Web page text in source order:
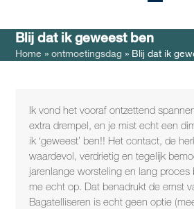
mobile
menu
mobile
menu
Blij dat ik geweest ben
Home »ontmoetingsdag » Blij dat ik
Ik vond het vooraf ontzettend
extra drempel, en je mist echt een
ik ‘geweest’ ben!! Het contact, de
waardevol, verdrietig en tegelijk
jarenlange worsteling en lang proces
me echt op. Dat benadrukt de ernst
Bagatelliseren is echt geen optie